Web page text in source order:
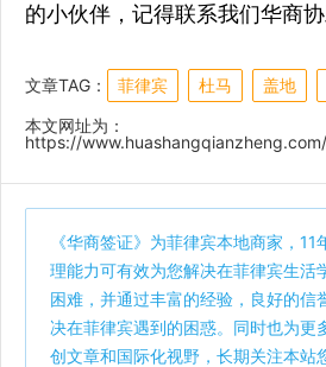
的小伙伴，记得联系我们华商协
文章TAG： 菲律宾 杜马 盖地
本文网址为：
https://
《华商签证》为菲律宾本地商家，11
理能力可有效为您解决在菲律宾生活
困难，并通过丰富的经验，良好的信
决在菲律宾遇到的困惑。同时也为更
创文章和国际化视野，长期关注本站